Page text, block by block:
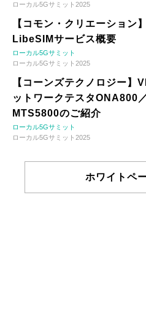
ローカル5Gサミット2025
【コモン・クリエーション
LibeSIMサービス概要
ローカル5Gサミット
ローカル5Gサミット2025
【コーンズテクノロジー
ットワークテスタONA800
MTS5800のご紹介
ローカル5Gサミット
ローカル5Gサミット2025
ホワイトペ